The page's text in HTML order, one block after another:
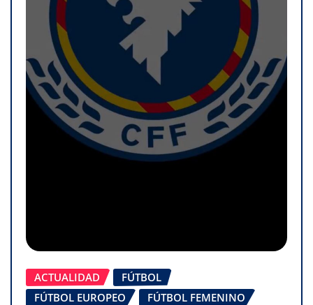
ACTUALIDAD
FÚTBOL
FÚTBOL EUROPEO
FÚTBOL FEMENINO